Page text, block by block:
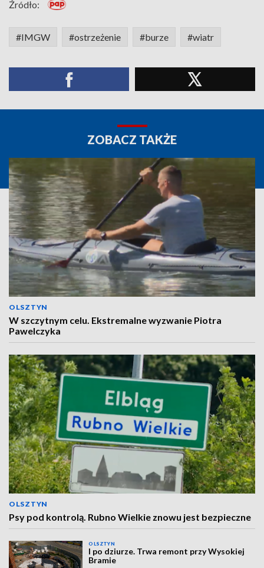
Źródło:
#IMGW #ostrzeżenie #burze #wiatr
ZOBACZ TAKŻE
OLSZTYN
W szczytnym celu. Ekstremalne wyzwanie Piotra
Pawelczyka
OLSZTYN
Psy pod kontrolą. Rubno Wielkie znowu jest bezpieczne
OLSZTYN
I po dziurze. Trwa remont przy Wysokiej
Bramie